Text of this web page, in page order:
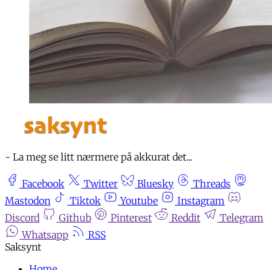
- La meg se litt nærmere på akkurat det...
Facebook Twitter Bluesky
Threads
Mastodon
Tiktok Youtube
Instagram
Discord
Github Pinterest Reddit
Telegram
Whatsapp
RSS